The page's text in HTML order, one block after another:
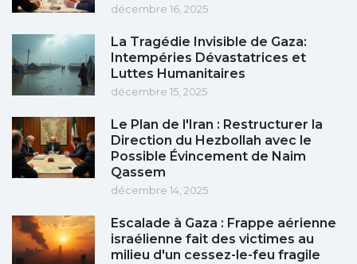
décembre 16, 2025
La Tragédie Invisible de Gaza:
Intempéries Dévastatrices et
Luttes Humanitaires
décembre 15, 2025
Le Plan de l'Iran : Restructurer la
Direction du Hezbollah avec le
Possible Évincement de Naim
Qassem
décembre 14, 2025
Escalade à Gaza : Frappe aérienne
israélienne fait des victimes au
milieu d'un cessez-le-feu fragile